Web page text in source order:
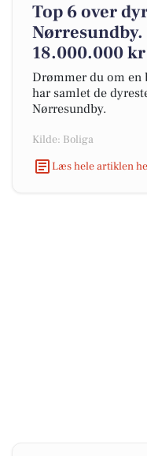
Top 6 over
18.000.000 kr
Drømmer du om en
har samlet de
Nørresundby.
Kilde: Boliga
Læs hele artiklen